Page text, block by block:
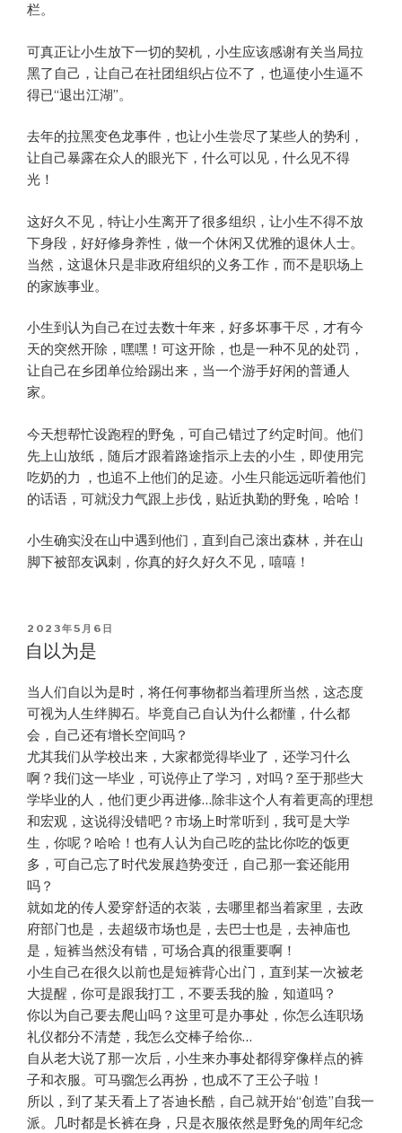
栏。
可真正让小生放下一切的契机，小生应该感谢有关当局拉
黑了自己，让自己在社团组织占位不了，也逼使小生逼不
得已“退出江湖”。
去年的拉黑变色龙事件，也让小生尝尽了某些人的势利，
让自己暴露在众人的眼光下，什么可以见，什么见不得
光！
这好久不见，特让小生离开了很多组织，让小生不得不放
下身段，好好修身养性，做一个休闲又优雅的退休人士。
当然，这退休只是非政府组织的义务工作，而不是职场上
的家族事业。
小生到认为自己在过去数十年来，好多坏事干尽，才有今
天的突然开除，嘿嘿！可这开除，也是一种不见的处罚，
让自己在乡团单位给踢出来，当一个游手好闲的普通人
家。
今天想帮忙设跑程的野兔，可自己错过了约定时间。他们
先上山放纸，随后才跟着路途指示上去的小生，即使用完
吃奶的力 ，也追不上他们的足迹。小生只能远远听着他们
的话语，可就没力气跟上步伐，贴近执勤的野兔，哈哈！
小生确实没在山中遇到他们，直到自己滚出森林，并在山
脚下被部友讽刺，你真的好久好久不见，嘻嘻！
POSTED
ON
2023年5月6日
自以为是
当人们自以为是时，将任何事物都当着理所当然，这态度
可视为人生绊脚石。毕竟自己自认为什么都懂，什么都
会，自己还有增长空间吗？
尤其我们从学校出来，大家都觉得毕业了，还学习什么
啊？我们这一毕业，可说停止了学习，对吗？至于那些大
学毕业的人，他们更少再进修…除非这个人有着更高的理想
和宏观，这说得没错吧？市场上时常听到，我可是大学
生，你呢？哈哈！也有人认为自己吃的盐比你吃的饭更
多，可自己忘了时代发展趋势变迁，自己那一套还能用
吗？
就如龙的传人爱穿舒适的衣装，去哪里都当着家里，去政
府部门也是，去超级市场也是，去巴士也是，去神庙也
是，短裤当然没有错，可场合真的很重要啊！
小生自己在很久以前也是短裤背心出门，直到某一次被老
大提醒，你可是跟我打工，不要丢我的脸，知道吗？
你以为自己要去爬山吗？这里可是办事处，你怎么连职场
礼仪都分不清楚，我怎么交棒子给你…
自从老大说了那一次后，小生来办事处都得穿像样点的裤
子和衣服。可马骝怎么再扮，也成不了王公子啦！
所以，到了某天看上了峇迪长酷，自己就开始“创造”自我一
派。几时都是长裤在身，只是衣服依然是野兔的周年纪念